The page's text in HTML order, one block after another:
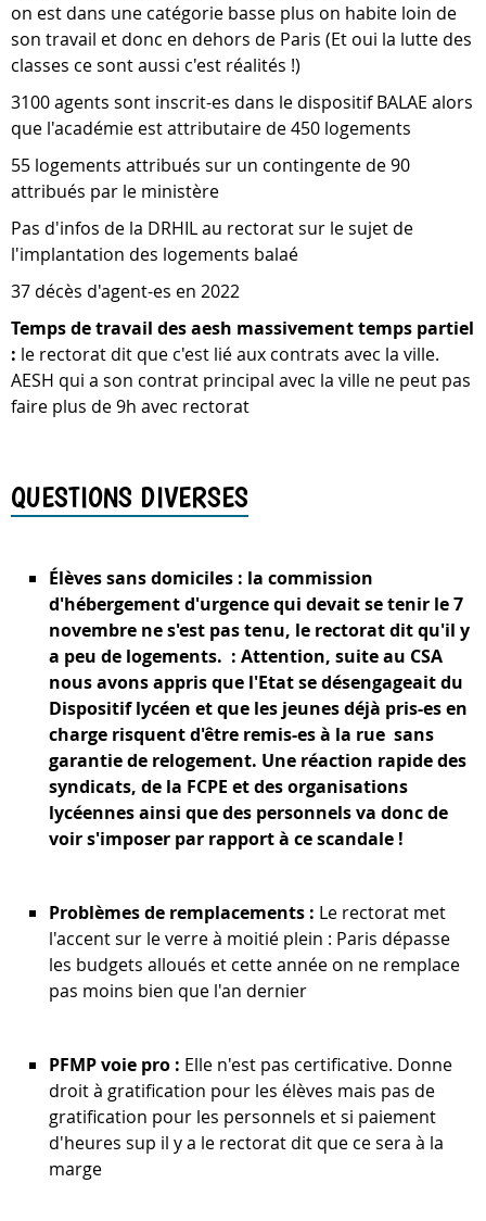
on est dans une catégorie basse plus on habite loin de
son travail et donc en dehors de Paris (Et oui la lutte des
classes ce sont aussi c'est réalités !)
3100 agents sont inscrit-es dans le dispositif BALAE alors
que l'académie est attributaire de 450 logements
55 logements attribués sur un contingente de 90
attribués par le ministère
Pas d'infos de la DRHIL au rectorat sur le sujet de
l'implantation des logements balaé
37 décès d'agent-es en 2022
Temps de travail des aesh massivement temps partiel
: le rectorat dit que c'est lié aux contrats avec la ville.
AESH qui a son contrat principal avec la ville ne peut pas
faire plus de 9h avec rectorat
QUESTIONS DIVERSES
Élèves sans domiciles : la commission
d'hébergement d'urgence qui devait se tenir le 7
novembre ne s'est pas tenu, le rectorat dit qu'il y
a peu de logements. : Attention, suite au CSA
nous avons appris que l'Etat se désengageait du
Dispositif lycéen et que les jeunes déjà pris-es en
charge risquent d'être remis-es à la rue sans
garantie de relogement. Une réaction rapide des
syndicats, de la FCPE et des organisations
lycéennes ainsi que des personnels va donc de
voir s'imposer par rapport à ce scandale !
Problèmes de remplacements : Le rectorat met
l'accent sur le verre à moitié plein : Paris dépasse
les budgets alloués et cette année on ne remplace
pas moins bien que l'an dernier
PFMP voie pro : Elle n'est pas certificative. Donne
droit à gratification pour les élèves mais pas de
gratification pour les personnels et si paiement
d'heures sup il y a le rectorat dit que ce sera à la
marge